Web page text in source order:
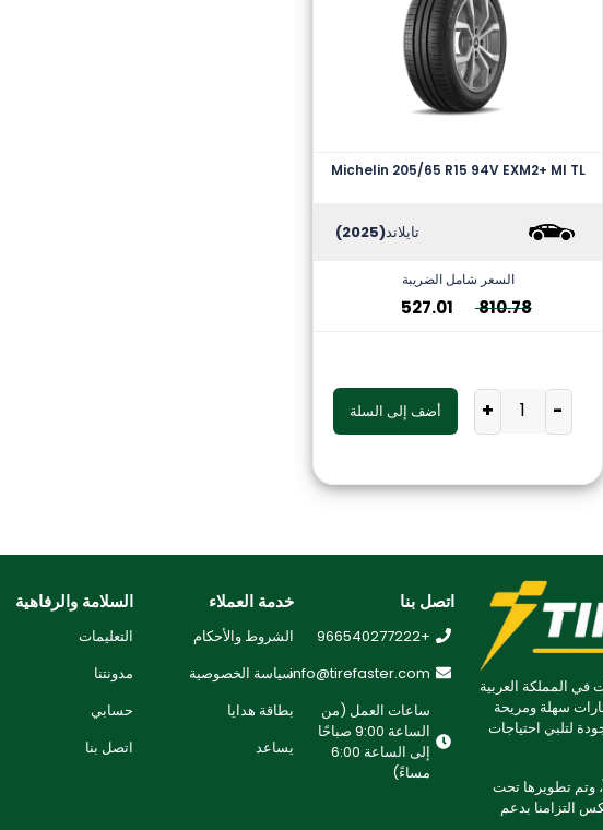
Michelin 205/65 R15 94V EXM2+ MI TL
تايلاند(2025)
السعر شامل الضريبة
810.78
527.01
-
+ أضف إلى السلة
في المملكة العربية
سهلة ومريحة
لتلبي احتياجات
إدارتاً وتشغيلاً، وتم تطويرها تحت
السعودية 2030، مما يعكس التزامنا بدعم
اتصل بنا
+966540277222
info@tirefaster.com
ساعات العمل (من
الساعة 9:00 صباحًا
إلى الساعة 6:00
مساءً)
خدمة العملاء
الشروط والأحكام
سياسة الخصوصية
بطاقة هدايا
يساعد
السلامة والرفاهية
التعليمات
مدونتنا
حسابي
اتصل بنا